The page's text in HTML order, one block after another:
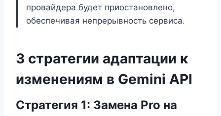
провайдера будет приостановлено,
обеспечивая непрерывность сервиса.
3 стратегии адаптации к
изменениям в Gemini API
Стратегия 1: Замена Pro на